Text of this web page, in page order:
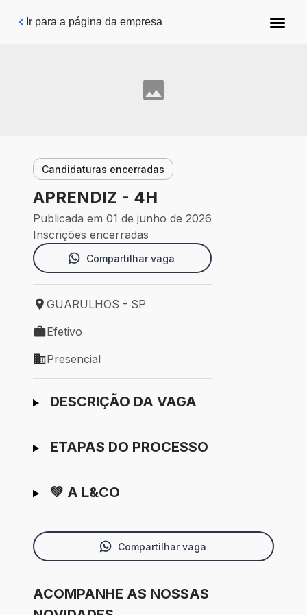
Pular para o conteúdo principal
Ir para a página da empresa
Candidaturas encerradas
APRENDIZ - 4H
Publicada em 01 de junho de 2026
Inscrições encerradas
Compartilhar vaga
Local de trabalho: GUARULHOS - SP
GUARULHOS - SP
Tipo de vaga: Efetivo
Efetivo
Modelo de trabalho: Presencial
Presencial
Ir para candidatura
DESCRIÇÃO DA VAGA
ETAPAS DO PROCESSO
💚 A L&CO
Compartilhar vaga
ACOMPANHE AS NOSSAS